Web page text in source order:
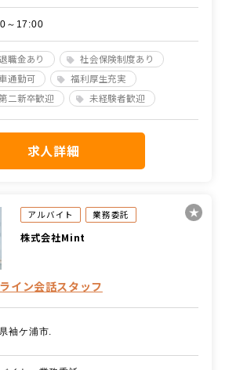
～17:00
職金あり
社会保険制度あり
通勤可
福利厚生充実
二新卒歓迎
未経験者歓迎
求人詳細
アルバイト 業務委託
株式会社Mint
イン会話スタッフ
袖ケ浦市.